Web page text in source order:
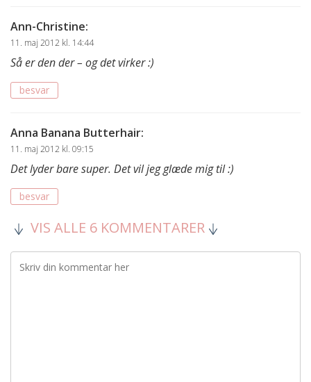
Ann-Christine:
11. maj 2012 kl. 14:44
Så er den der – og det virker :)
besvar
Anna Banana Butterhair:
11. maj 2012 kl. 09:15
Det lyder bare super. Det vil jeg glæde mig til :)
besvar
VIS ALLE 6 KOMMENTARER